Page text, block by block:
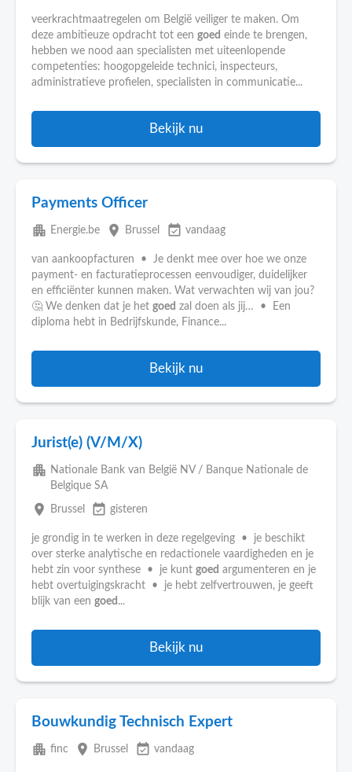
veerkrachtmaatregelen om België veiliger te maken. Om
deze ambitieuze opdracht tot een goed einde te brengen,
hebben we nood aan specialisten met uiteenlopende
competenties: hoogopgeleide technici, inspecteurs,
administratieve profielen, specialisten in communicatie...
Bekijk nu
Payments Officer
apartment Energie.be place Brussel event_available vandaag
van aankoopfacturen • Je denkt mee over hoe we onze
payment- en facturatieprocessen eenvoudiger, duidelijker
en efficiënter kunnen maken. Wat verwachten wij van jou?
🤔 We denken dat je het goed zal doen als jij… • Een
diploma hebt in Bedrijfskunde, Finance...
Bekijk nu
Jurist(e) (V/M/X)
apartment Nationale Bank van België NV / Banque Nationale de
Belgique SA
place Brussel event_available gisteren
je grondig in te werken in deze regelgeving • je beschikt
over sterke analytische en redactionele vaardigheden en je
hebt zin voor synthese • je kunt goed argumenteren en je
hebt overtuigingskracht • je hebt zelfvertrouwen, je geeft
blijk van een goed ...
Bekijk nu
Bouwkundig Technisch Expert
apartment finc place Brussel event_available vandaag